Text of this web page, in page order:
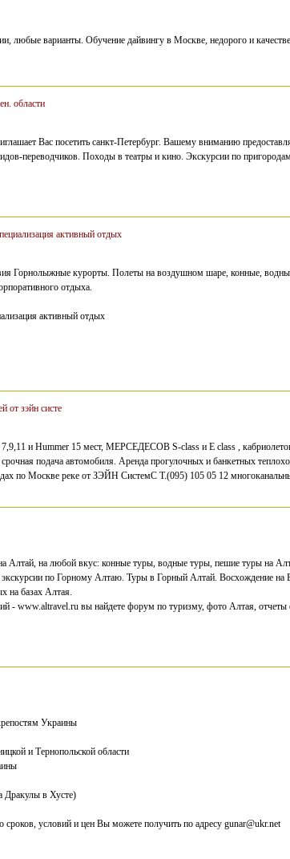
любые варианты. Обучение дайвингу в Москве, недорого и
области
Вас посетить санкт-Петербург. Вашему вниманию
переводчиков. Походы в театры и кино. Экскурсии по
активный отдых
Горнолыжные курорты. Полеты на воздушном шаре, конные,
отдыха.
активный отдых
от зэйн систе
Hummer 15 мест, МЕРСЕДЕСОВ S-class и E class , кабриолетов,
подача автомобиля. Аренда прогулочных и банкетных
по Москве реке от ЗЭЙН СистемС T.(095) 105 05 12
Алтай, на любой вкус: конные туры, водные туры, пешие туры на
по Горному Алтаю. Туры в Горный Алтай. Восхождение на
на базах Алтая.
- www.altravel.ru вы найдете форум по туризму, фото Алтая,
Украины
и Тернопольской области
Дракулы в Хусте)
условий и цен Вы можете получить по адресу gunar@ukr.net